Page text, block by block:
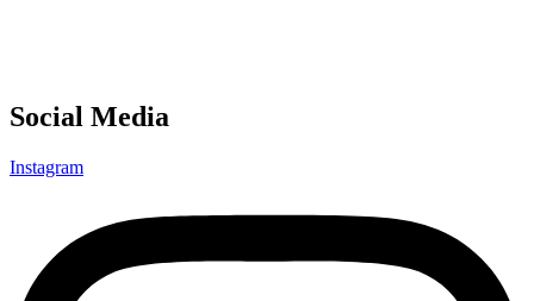
Social Media
Instagram